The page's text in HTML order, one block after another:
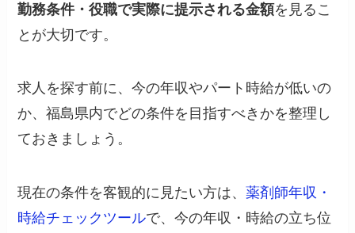
勤務条件・役職で実際に提示される金額を見るこ
とが大切です。
求人を探す前に、今の年収やパート時給が低いの
か、福島県内でどの条件を目指すべきかを整理し
ておきましょう。
現在の条件を客観的に見たい方は、薬剤師年収・
時給チェックツールで、今の年収・時給の立ち位